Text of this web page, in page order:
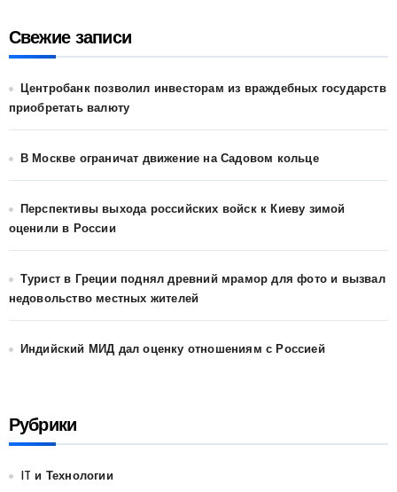
Свежие записи
Центробанк позволил инвесторам из враждебных государств
приобретать валюту
В Москве ограничат движение на Садовом кольце
Перспективы выхода российских войск к Киеву зимой
оценили в России
Турист в Греции поднял древний мрамор для фото и вызвал
недовольство местных жителей
Индийский МИД дал оценку отношениям с Россией
Рубрики
IT и Технологии